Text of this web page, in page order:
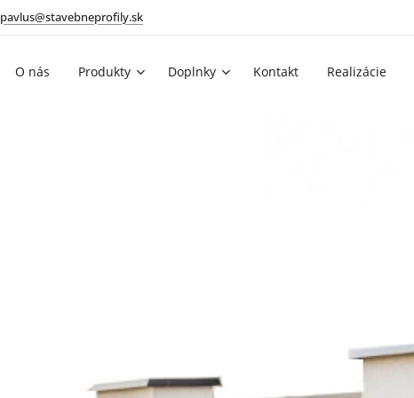
pavlus@stavebneprofily.sk
O nás Produkty Doplnky Kontakt Realizácie